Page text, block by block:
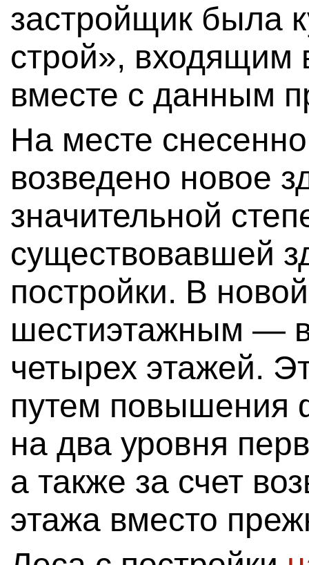
застройщик была
строй», входящим
вместе с данным
На месте
возведено новое
значительной
существовавшей
постройки. В
шестиэтажным —
четырех этажей.
путем повышения
на два уровня
а также за счет
этажа вместо